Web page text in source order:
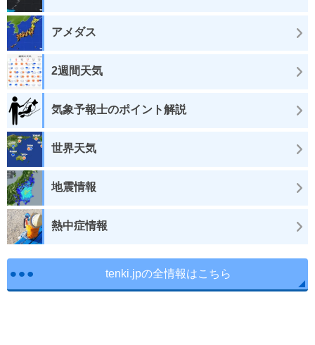
アメダス
2週間天気
気象予報士のポイント解説
世界天気
地震情報
熱中症情報
tenki.jpの全情報はこちら